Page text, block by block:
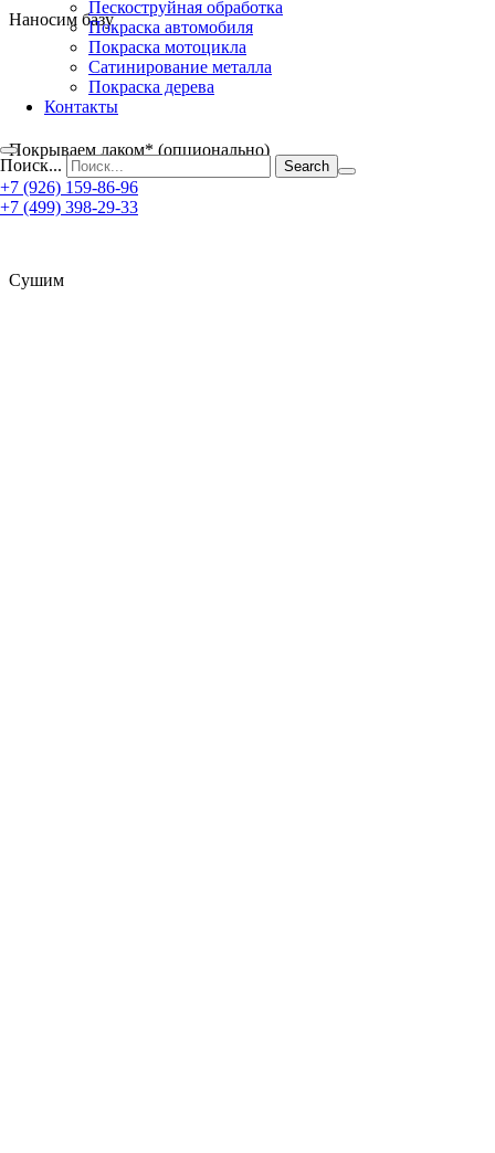
Пескоструйная обработка
Покраска автомобиля
Покраска мотоцикла
Сатинирование металла
Покраска дерева
Контакты
Поиск...
+7 (926) 159-86-96
+7 (499) 398-29-33
Наносим базу
Покрываем лаком* (опционально)
Сушим